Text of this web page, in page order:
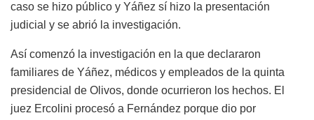
caso se hizo público y Yáñez sí hizo la presentación
judicial y se abrió la investigación.
Así comenzó la investigación en la que declararon
familiares de Yáñez, médicos y empleados de la quinta
presidencial de Olivos, donde ocurrieron los hechos. El
juez Ercolini procesó a Fernández porque dio por